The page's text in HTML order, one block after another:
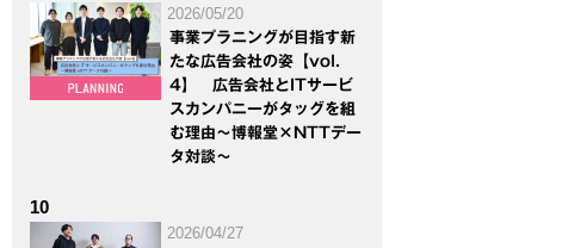
2026/05/20
事業プラニングが目指す新
たな広告会社の姿【vol.
4】 広告会社とITサービ
スカンパニーがタッグを組
む理由～博報堂×NTTデー
タ対談～
10
2026/04/27